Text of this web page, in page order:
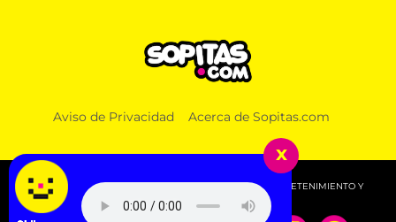
FIFA respalda a Infantino y “no tolerará ataques
Aviso de Privacidad Acerca de Sopitas.com
© 2026 SOPITAS.COM - MÚSICA, NOTICIAS, DEPORTES, ENTRETENIMIENTO Y
MÁS!.
x